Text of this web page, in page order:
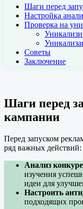
Шаги перед
Настройка
Проверка на
Советы
Заключение
Шаги перед
кампании
Перед запуском
ряд важных действий:
Анализ
изучения
идеи для
Настроить
подходящих